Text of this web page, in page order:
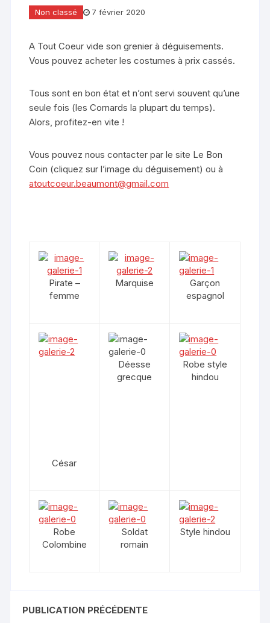
Non classé 7 février 2020
A Tout Coeur vide son grenier à déguisements.
Vous pouvez acheter les costumes à prix cassés.
Tous sont en bon état et n’ont servi souvent qu’une
seule fois (les Cornards la plupart du temps).
Alors, profitez-en vite !
Vous pouvez nous contacter par le site Le Bon
Coin (cliquez sur l’image du déguisement) ou à
atoutcoeur.beaumont@gmail.com
Pirate –
femme
Marquise
Garçon
espagnol
César
Déesse
grecque
Robe style
hindou
Robe
Colombine
Soldat
romain
Style hindou
PUBLICATION PRÉCÉDENTE